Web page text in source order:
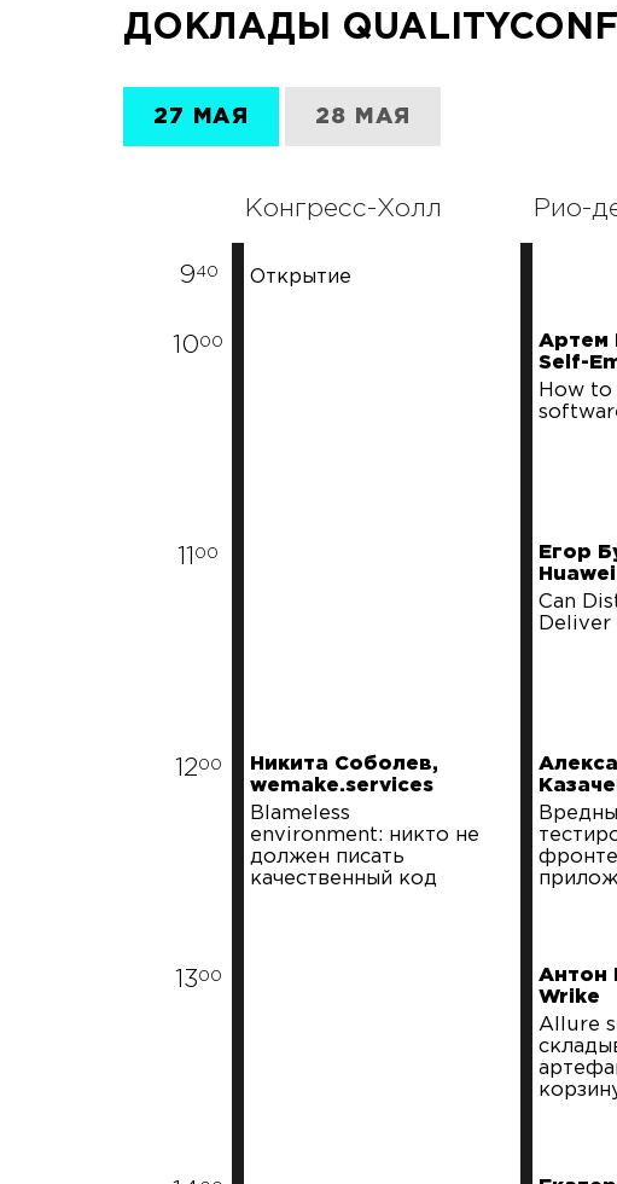
ДОКЛАДЫ
27 МАЯ 28 МАЯ
Конгресс-Холл Рио-
940
1000
00
1200
1300
Открытие
Никита Соболев,
wemake.services
Blameless
environment: никто не
должен писать
качественный код
Артем
Self-
How to
Егор
Huawei
Can
Deliver
Антон
Wrike
Allure